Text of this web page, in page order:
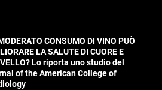
CONSUMO DI VINO PUÒ
LA SALUTE DI CUORE E
Lo riporta uno studio del
of the American College of